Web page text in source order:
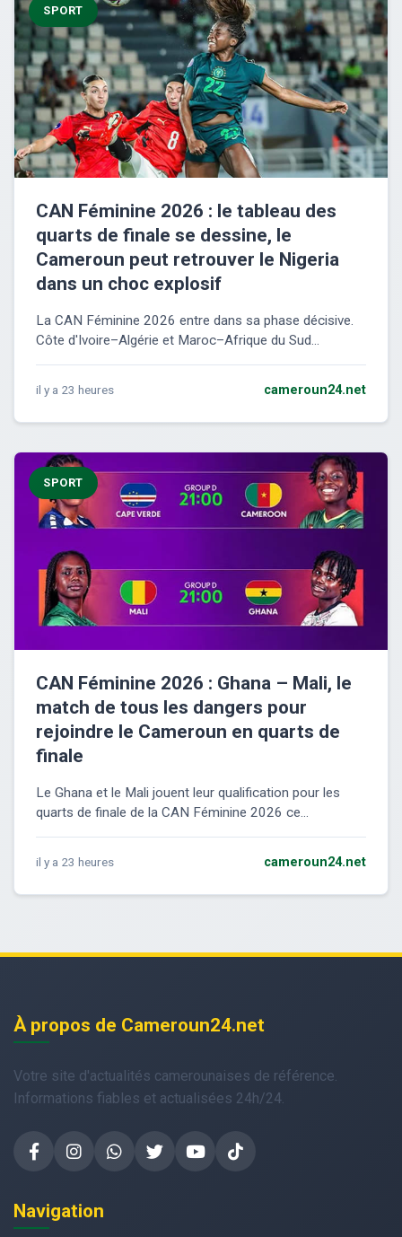
SPORT
CAN Féminine 2026 : le tableau des
quarts de finale se dessine, le
Cameroun peut retrouver le Nigeria
dans un choc explosif
La CAN Féminine 2026 entre dans sa phase décisive.
Côte d'Ivoire–Algérie et Maroc–Afrique du Sud...
il y a 23 heures cameroun24.net
SPORT
CAN Féminine 2026 : Ghana – Mali, le
match de tous les dangers pour
rejoindre le Cameroun en quarts de
finale
Le Ghana et le Mali jouent leur qualification pour les
quarts de finale de la CAN Féminine 2026 ce...
il y a 23 heures cameroun24.net
À propos de Cameroun24.net
Votre site d'actualités camerounaises de référence.
Informations fiables et actualisées 24h/24.
Navigation